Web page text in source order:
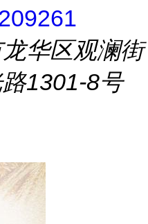
华区观澜街
1301-8号